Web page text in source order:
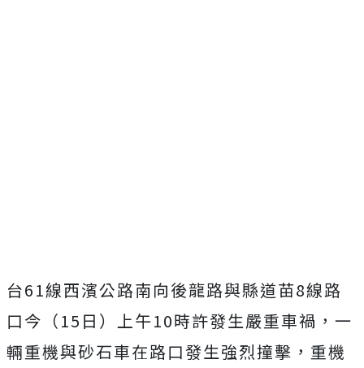
台61線西濱公路南向後龍路與縣道苗8線路
口今（15日）上午10時許發生嚴重車禍，一
輛重機與砂石車在路口發生強烈撞擊，重機